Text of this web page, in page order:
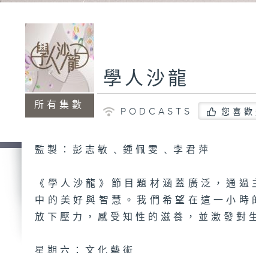
所有集數
學人沙龍
PODCASTS 您喜
監製：彭志敏﹑鍾佩雯﹑李君萍
《學人沙龍》節目題材涵蓋廣泛，通
中的美好與智慧。我們希望在這一小
放下壓力，感受知性的滋養，並激發對
星期六：文化藝術